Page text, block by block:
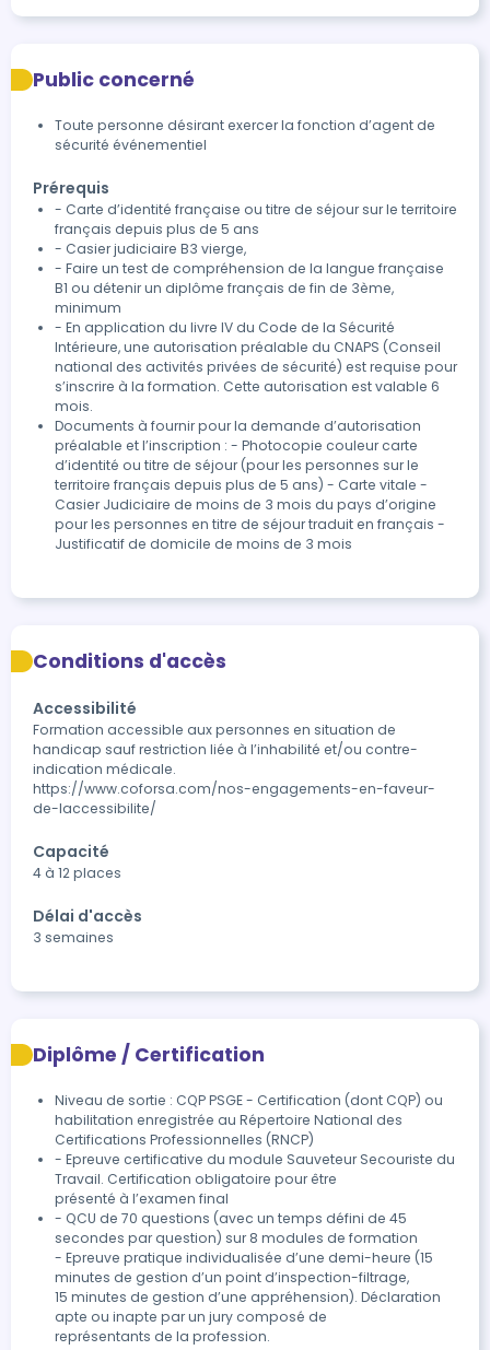
Public concerné
Toute personne désirant exercer la fonction d’agent de
sécurité événementiel
Prérequis
- Carte d’identité française ou titre de séjour sur le territoire
français depuis plus de 5 ans
- Casier judiciaire B3 vierge,
- Faire un test de compréhension de la langue française
B1 ou détenir un diplôme français de fin de 3ème,
minimum
- En application du livre IV du Code de la Sécurité
Intérieure, une autorisation préalable du CNAPS (Conseil
national des activités privées de sécurité) est requise pour
s’inscrire à la formation. Cette autorisation est valable 6
mois.
Documents à fournir pour la demande d’autorisation
préalable et l’inscription : - Photocopie couleur carte
d’identité ou titre de séjour (pour les personnes sur le
territoire français depuis plus de 5 ans) - Carte vitale -
Casier Judiciaire de moins de 3 mois du pays d’origine
pour les personnes en titre de séjour traduit en français -
Justificatif de domicile de moins de 3 mois
Conditions d'accès
Accessibilité
Formation accessible aux personnes en situation de
handicap sauf restriction liée à l’inhabilité et/ou contre-
indication médicale.
https://www.coforsa.com/nos-engagements-en-faveur-
de-laccessibilite/
Capacité
4 à 12 places
Délai d'accès
3 semaines
Diplôme / Certification
Niveau de sortie : CQP PSGE - Certification (dont CQP) ou
habilitation enregistrée au Répertoire National des
Certifications Professionnelles (RNCP)
- Epreuve certificative du module Sauveteur Secouriste du
Travail. Certification obligatoire pour être
présenté à l’examen final
- QCU de 70 questions (avec un temps défini de 45
secondes par question) sur 8 modules de formation
- Epreuve pratique individualisée d’une demi-heure (15
minutes de gestion d’un point d’inspection-filtrage,
15 minutes de gestion d’une appréhension). Déclaration
apte ou inapte par un jury composé de
représentants de la profession.